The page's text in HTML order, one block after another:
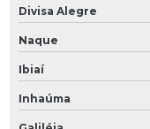
Divisa Alegre
Naque
Ibiaí
Inhaúma